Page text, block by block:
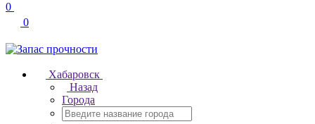
0
0
Хабаровск
Назад
Города